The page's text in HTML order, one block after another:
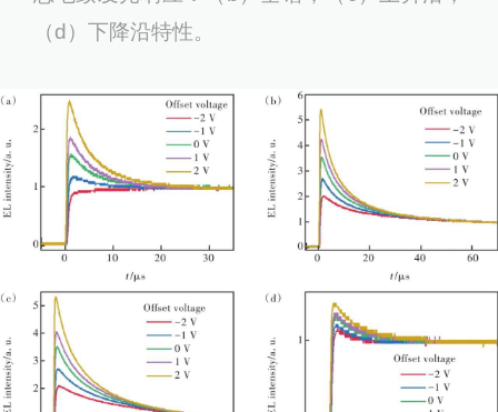
（d）下降沿特性。